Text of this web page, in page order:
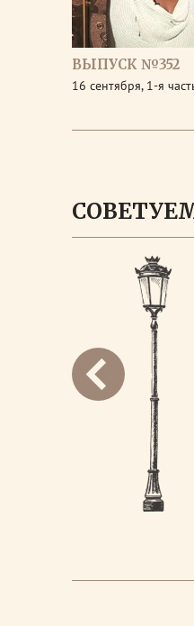
ВЫПУСК №352
16 сентября, 1-я